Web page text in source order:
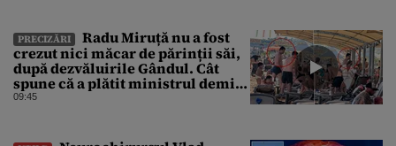
PRECIZĂRI
Radu Miruță nu a fost
crezut nici măcar de părinții săi,
după dezvăluirile Gândul. Cât
spune că a plătit ministrul demis
pentru vacanța la 5 stele în Turcia
09:45